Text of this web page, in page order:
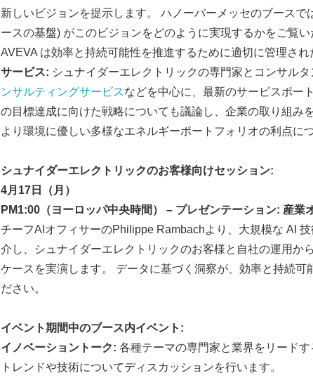
新しいビジョンを提示します。 ハノーバーメッセのブース
ースの基盤) がこのビジョンをどのように実現するかをご覧
AVEVA は効率と持続可能性を推進するために適切に管理され
サービス: シュナイダーエレクトリックの専門家とコンサル
ンサルティングサービスなどを中心に、最新のサービスポー
の目標達成に向けた戦略についても議論し、企業の取り組み
より環境に優しい多様なエネルギーポートフォリオの利点に
シュナイダーエレクトリックのお客様向けセッション:
4月 17日（月）
PM1:00（ヨーロッパ中央時間） –プレゼンテーション: 産業
チーフAIオフィサーのPhilippe Rambachより、大規模な AI
介し、シュナイダーエレクトリックのお客様と自社の運用か
ケースを実演します。 データに基づく洞察が、効率と持続可
ださい。
イベント期間中のブース内イベント :
イノベーショントーク: 各種テーマの専門家と業界をリード
トレンドや技術についてディスカッションを行います。